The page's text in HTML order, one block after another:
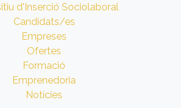
d'Inserció Sociolaboral
Candidats/es
Empreses
Ofertes
Formació
Emprenedoria
Notícies